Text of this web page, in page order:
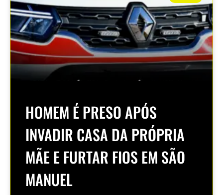
HOMEM É PRESO APÓS
INVADIR CASA DA PRÓPRIA
MÃE E FURTAR FIOS EM SÃO
MANUEL